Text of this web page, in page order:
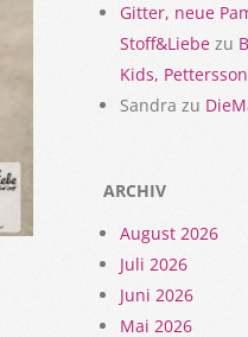
Gitter, neue
Stoff&Liebe zu
Kids,
Sandra zu
ARCHIV
August 2026
Juli 2026
Juni 2026
Mai 2026